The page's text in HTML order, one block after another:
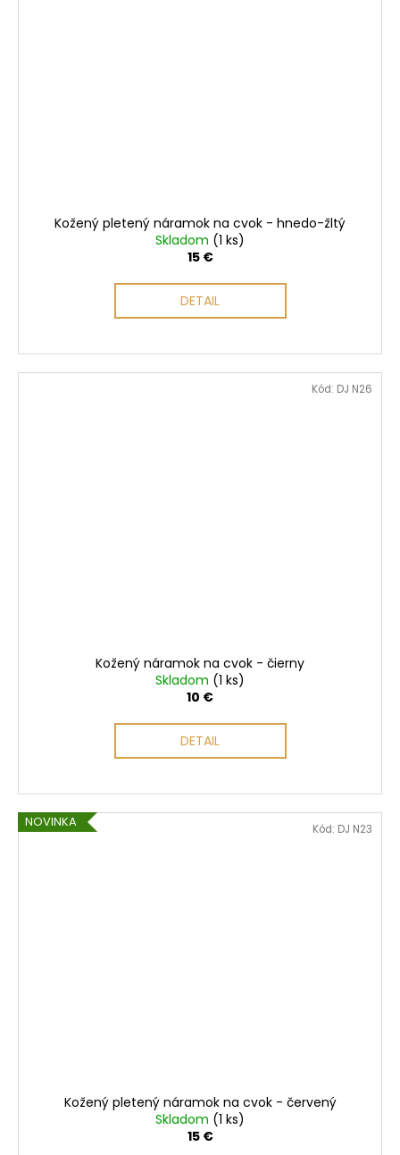
Kožený pletený náramok na cvok - hnedo-žltý
Skladom (1 ks)
15 €
DETAIL
Kožený náramok na cvok - čierny
Skladom (1 ks)
10 €
DETAIL
Kód: DJ N26
NOVINKA
Kožený pletený náramok na cvok - červený
Skladom (1 ks)
15 €
Kód: DJ N23